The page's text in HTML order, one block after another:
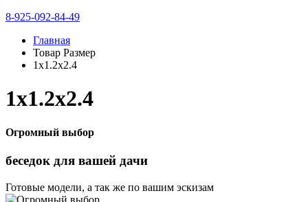
8-925-092-84-49
Главная
Товар Размер
1х1.2х2.4
1х1.2х2.4
Огромный выбор
беседок для вашей дачи
Готовые модели, а так же по вашим эскизам